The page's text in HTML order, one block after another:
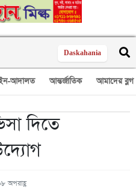
Daskahania
আদালত আন্তর্জাতিক আমাদের ব্লগ
দিতে
অপরাহ্ণ